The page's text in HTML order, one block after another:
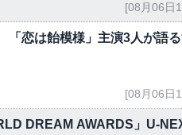
[08月06日
恋は飴模様」主演3人が語
[08月06日
DREAM AWARDS」U-